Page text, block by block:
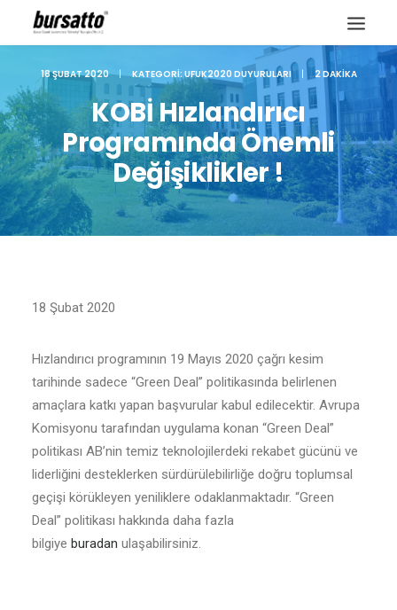
18 ŞUBAT 2020 | KATEGORI:UFUK2020 DUYURULARI | 2 DAKIKA
KOBİ Hızlandırıcı
Programında Önemli
Değişiklikler !
18 Şubat 2020
Hızlandırıcı programının 19 Mayıs 2020 çağrı kesim
tarihinde sadece “Green Deal” politikasında belirlenen
amaçlara katkı yapan başvurular kabul edilecektir. Avrupa
Komisyonu tarafından uygulama konan “Green Deal”
politikası AB’nin temiz teknolojilerdeki rekabet gücünü ve
liderliğini desteklerken sürdürülebilirliğe doğru toplumsal
geçişi körükleyen yeniliklere odaklanmaktadır. “Green
Deal” politikası hakkında daha fazla
bilgiye buradan ulaşabilirsiniz.